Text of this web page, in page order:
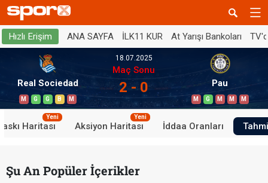
Hızlı Erişim ANA SAYFA İLK11 KUR At Yarışı Bankoları
Real Sociedad
M G G B M
18.07.2025
Maç Sonu
2 - 0 Pau
M G M M M
Haritası
Yeni
Aksiyon Haritası
Yeni
İddaa Oranları
Şu An Popüler İçerikler